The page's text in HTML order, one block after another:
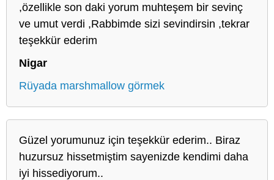
,özellikle son daki yorum muhteşem bir sevinç
ve umut verdi ,Rabbimde sizi sevindirsin ,tekrar
teşekkür ederim
Nigar
Rüyada marshmallow görmek
Güzel yorumunuz için teşekkür ederim.. Biraz
huzursuz hissetmiştim sayenizde kendimi daha
iyi hissediyorum..